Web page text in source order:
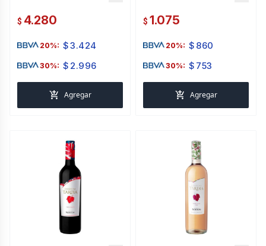
$ 4.280
20%: $3.424
30%: $ 2.996
add_shopping_cart Agregar
$ 1.075
20%: $ 860
30%: $ 753
add_shopping_cart Agregar